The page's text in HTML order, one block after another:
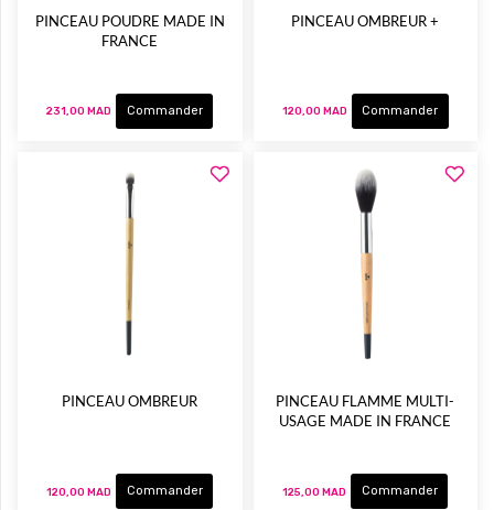
PINCEAU POUDRE MADE IN
FRANCE
231,00 MAD Commander
PINCEAU OMBREUR +
120,00 MAD Commander
PINCEAU OMBREUR
120,00 MAD Commander
PINCEAU FLAMME MULTI-
USAGE MADE IN FRANCE
125,00 MAD Commander